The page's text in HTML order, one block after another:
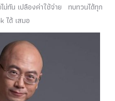
ไม่ทัน เปลืองค่าใช้จ่าย ทบทวนได้ทุก
ได้ เสมอ